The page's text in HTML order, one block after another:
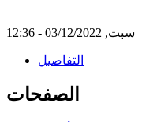
سبت, 03/12/2022 - 12:36
التفاصيل
الصفحات